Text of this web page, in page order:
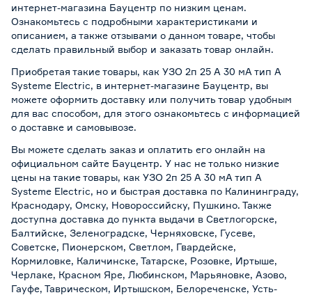
интернет-магазина Бауцентр по низким ценам.
Ознакомьтесь с подробными характеристиками и
описанием, а также отзывами о данном товаре, чтобы
сделать правильный выбор и заказать товар онлайн.
Приобретая такие товары, как УЗО 2п 25 А 30 мА тип А
Systeme Electric, в интернет-магазине Бауцентр, вы
можете оформить доставку или получить товар удобным
для вас способом, для этого ознакомьтесь с информацией
о доставке и самовывозе.
Вы можете сделать заказ и оплатить его онлайн на
официальном сайте Бауцентр. У нас не только низкие
цены на такие товары, как УЗО 2п 25 А 30 мА тип А
Systeme Electric, но и быстрая доставка по Калининграду,
Краснодару, Омску, Новороссийску, Пушкино. Также
доступна доставка до пункта выдачи в Светлогорске,
Балтийске, Зеленоградске, Черняховске, Гусеве,
Советске, Пионерском, Светлом, Гвардейске,
Кормиловке, Каличинске, Татарске, Розовке, Иртыше,
Черлаке, Красном Яре, Любинском, Марьяновке, Азово,
Гауфе, Таврическом, Иртышском, Белореченске, Усть-